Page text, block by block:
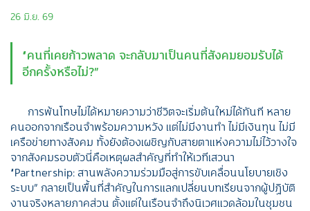
26 มิ.ย. 69
“คนที่เคยก้าวพลาด จะกลับมาเป็นคนที่สังคมยอมรับได้
อีกครั้งหรือไม่?”
การพ้นโทษไม่ได้หมายความว่าชีวิตจะเริ่มต้นใหม่ได้ทันที หลาย
คนออกจากเรือนจำพร้อมความหวัง แต่ไม่มีงานทำ ไม่มีเงินทุน ไม่มี
เครือข่ายทางสังคม ทั้งยังต้องเผชิญกับสายตาแห่งความไม่ไว้วางใจ
จากสังคมรอบตัวนี่คือเหตุผลสำคัญที่ทำให้เวทีเสวนา
“Partnership: สานพลังความร่วมมือสู่การขับเคลื่อนนโยบายเชิง
ระบบ” กลายเป็นพื้นที่สำคัญในการแลกเปลี่ยนบทเรียนจากผู้ปฏิบัติ
งานจริงหลายภาคส่วน ตั้งแต่ในเรือนจำถึงนิเวศแวดล้อมในชุมชน